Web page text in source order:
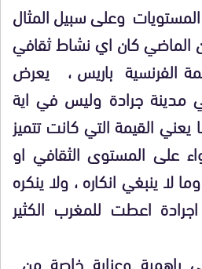
وعلى سبيل المثال
الماضي كان اي نشاط ثقافي
الفرنسية باريس ، يعرض
جرادة وليس في اية
القيمة التي كانت تتميز
على المستوى الثقافي او
لا ينبغي انكاره ، ولا ينكره
اعطت للمغرب الكثير
باهمية وعناية خاصة من